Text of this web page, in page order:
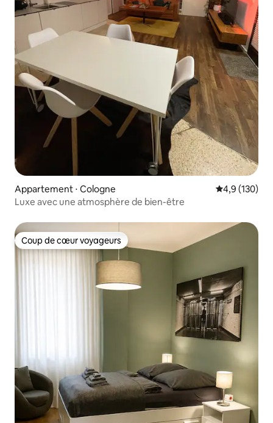
Appartement ⋅ Cologne Évaluation
4,9 (130)
Luxe avec une atmosphère de bien-être
Coup de cœur voyageurs
Coup de cœur voyageurs